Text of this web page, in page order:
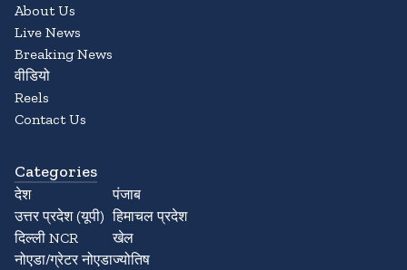
About Us
Live News
Breaking News
वीडियो
Reels
Contact Us
Categories
देश
उत्तर प्रदेश (यूपी)
दिल्ली NCR
नोएडा/ग्रेटर नोएडा
पंजाब
हिमाचल प्रदेश
खेल
ज्योतिष